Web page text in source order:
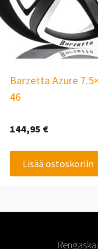
Barzetta Azure
46
144,95 €
Lisää ostoskoriin